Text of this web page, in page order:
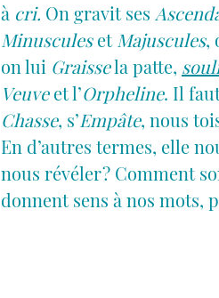
à cri. On gravit ses
Minusculeset Majuscules,
on lui Graissela patte,
Veuveet l’Orpheline. Il
Chasse, s’Empâte, nous
En d’autres termes, elle
nous révéler ? Comment
donnent sens à nos mots,